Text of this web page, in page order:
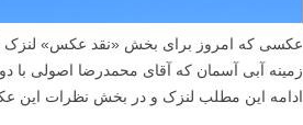
عکسی که امروز برای بخش «نقد عکس» لنزک
ادامه این مطلب لنزک و در بخش نظرات این